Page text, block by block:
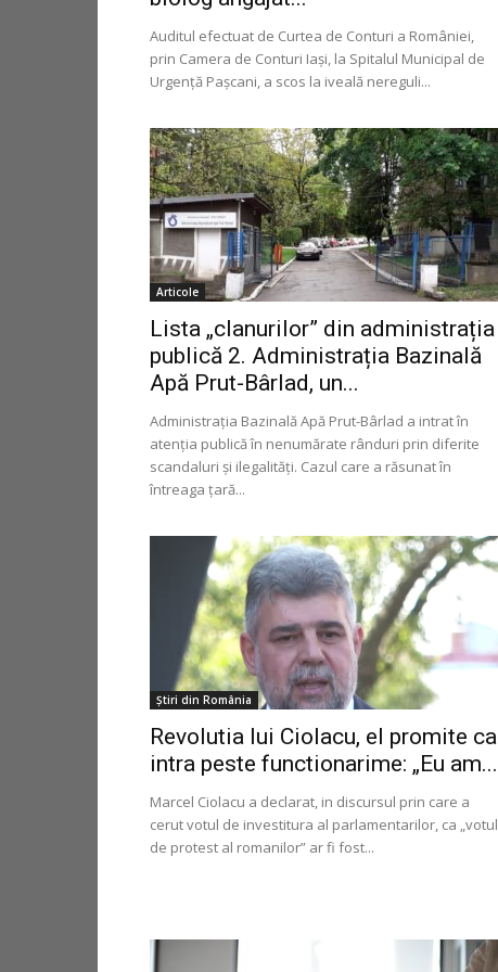
Auditul efectuat de Curtea de Conturi a României,
prin Camera de Conturi Iași, la Spitalul Municipal de
Urgență Pașcani, a scos la iveală nereguli...
Articole
Lista „clanurilor” din administrația
publică 2. Administrația Bazinală
Apă Prut-Bârlad, un...
Administrația Bazinală Apă Prut-Bârlad a intrat în
atenția publică în nenumărate rânduri prin diferite
scandaluri și ilegalități. Cazul care a răsunat în
întreaga țară...
Știri din România
Revolutia lui Ciolacu, el promite ca
intra peste functionarime: „Eu am...
Marcel Ciolacu a declarat, in discursul prin care a
cerut votul de investitura al parlamentarilor, ca „votul
de protest al romanilor” ar fi fost...